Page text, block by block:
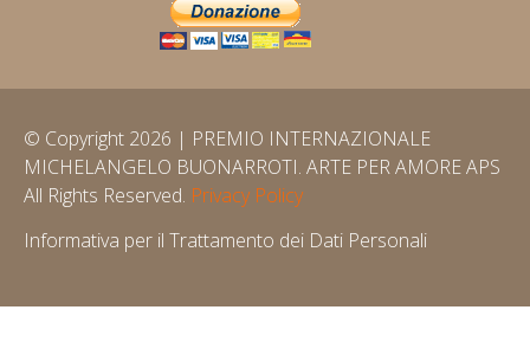
© Copyright 2026 | PREMIO INTERNAZIONALE
MICHELANGELO BUONARROTI. ARTE PER AMORE APS
All Rights Reserved. Privacy Policy
Informativa per il Trattamento dei Dati Personali